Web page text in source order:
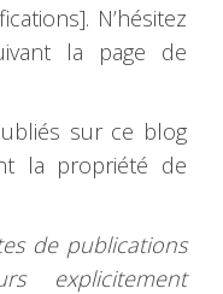
N’hésitez
la page de
sur ce blog
la propriété de
de publications
explicitement